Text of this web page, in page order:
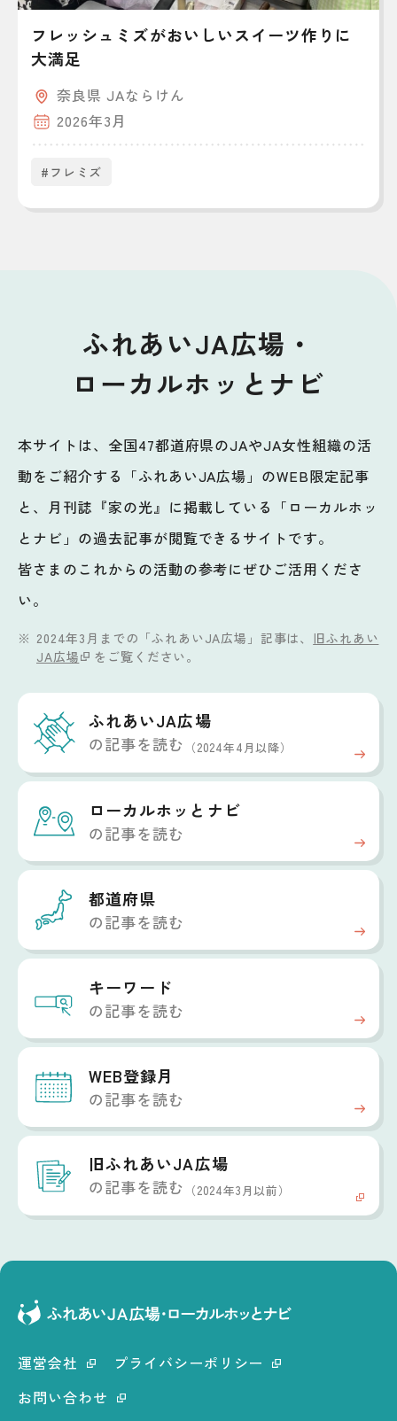
フレッシュミズがおいしいスイーツ作りに
大満足
奈良県 JAならけん
2026年3月
#フレミズ
ふれあいJA広場・
ローカルホッとナビ
本サイトは、全国47都道府県のJAやJA女性組織の活
動をご紹介する「ふれあいJA広場」のWEB限定記事
と、月刊誌『家の光』に掲載している「ローカルホッ
とナビ」の過去記事が閲覧できるサイトです。
皆さまのこれからの活動の参考にぜひご活用くださ
い。
2024年3月までの「ふれあいJA広場」記事は、 旧ふれあい
JA広場
をご覧ください。
ふれあいJA広場
の記事を読む （2024年4月以降）
ローカルホッと ナビ
の記事を読む
都道府県
の記事を読む
キーワード
の記事を読む
WEB登録月
の記事を読む
旧ふれあいJA広場
の記事を読む （2024年3月以前）
運営会社
プライバシーポリシー
お問い合わせ